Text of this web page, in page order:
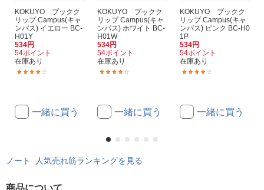
KOKUYO ブックク
リップ Campus(キャ
ンパス) イエロー BC-
H01Y
534円
54ポイント
在庫あり
一緒に買う
KOKUYO ブックク
リップ Campus(キャ
ンパス) ホワイト BC-
H01W
534円
54ポイント
在庫あり
一緒に買う
KOKUYO ブックク
リップ Campus(キャ
ンパス) ピンク BC-H0
1P
534円
54ポイント
在庫あり
一緒に買う
ノート 人気売れ筋ランキングを見る